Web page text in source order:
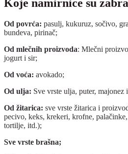
Koje namirnice su
Od povrća: pasulj, kukuruz, sočivo,
bundeva, pirinač;
Od mlečnih proizvoda: Mlečni
jogurt i sir;
Od voća: avokado;
Od ulja: Sve vrste ulja, puter, majonez
Od žitarica: sve vrste žitarica i
pecivo, keks, krekeri, krofne,
tortilje, itd.);
Sve vrste brašna;